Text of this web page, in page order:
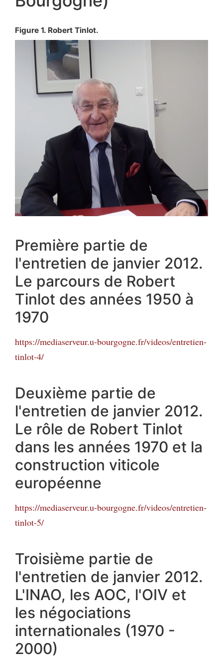
Figure 1. Robert Tinlot.
Première partie de
l'entretien de janvier 2012.
Le parcours de Robert
Tinlot des années 1950 à
1970
https://mediaserveur.u-bourgogne.fr/videos/entretien-
tinlot-4/
Deuxième partie de
l'entretien de janvier 2012.
Le rôle de Robert Tinlot
dans les années 1970 et la
construction viticole
européenne
https://mediaserveur.u-bourgogne.fr/videos/entretien-
tinlot-5/
Troisième partie de
l'entretien de janvier 2012.
L'INAO, les AOC, l'OIV et
les négociations
internationales (1970 -
2000)